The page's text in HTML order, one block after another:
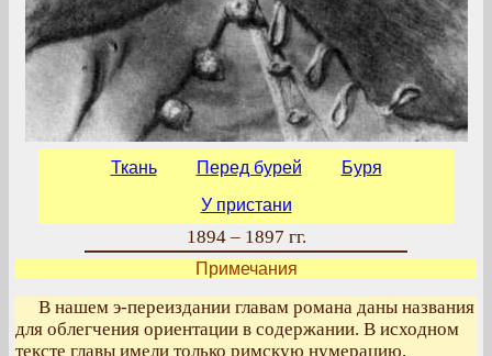
Ткань Перед бурей
Буря
У пристани
1894 – 1897 гг.
Примечания
В нашем э-переиздании главам романа даны названия
для облегчения ориентации в содержании. В исходном
тексте главы имели только римскую нумерацию.